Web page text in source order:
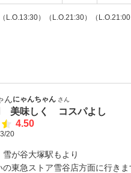
（L.O.13:30）（L.O.21:30）（L.O.21:00
にゃんちゃん さん
美味しく コスパよし
4.50
20
が谷大塚駅もより
東急ストア雪谷店方面に行きま